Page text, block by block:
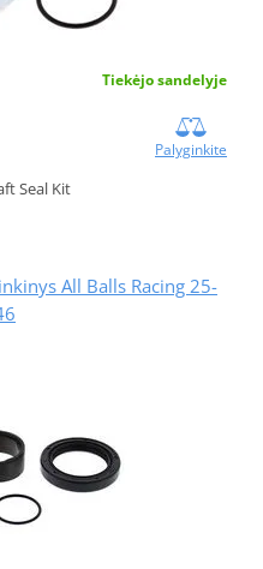
Tiekėjo sandelyje
Palyginkite
Seal Kit
All Balls Racing 25-